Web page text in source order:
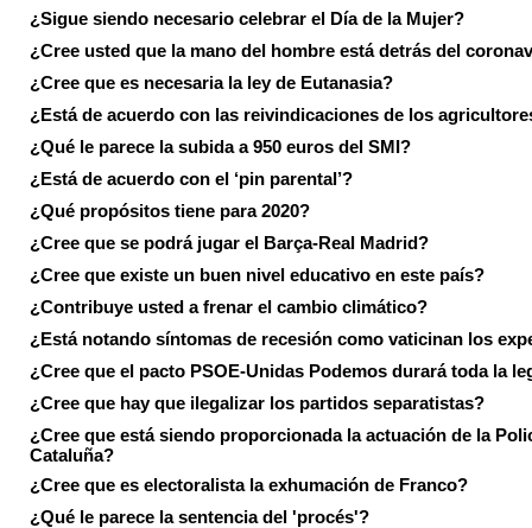
¿Sigue siendo necesario celebrar el Día de la Mujer?
¿Cree usted que la mano del hombre está detrás del
¿Cree que es necesaria la ley de Eutanasia?
¿Está de acuerdo con las reivindicaciones de los
¿Qué le parece la subida a 950 euros del SMI?
¿Está de acuerdo con el ‘pin parental’?
¿Qué propósitos tiene para 2020?
¿Cree que se podrá jugar el Barça-Real Madrid?
¿Cree que existe un buen nivel educativo en este país?
¿Contribuye usted a frenar el cambio climático?
¿Está notando síntomas de recesión como vaticinan los
¿Cree que el pacto PSOE-Unidas Podemos durará toda la
¿Cree que hay que ilegalizar los partidos separatistas?
¿Cree que está siendo proporcionada la actuación de la
Cataluña?
¿Cree que es electoralista la exhumación de Franco?
¿Qué le parece la sentencia del 'procés'?